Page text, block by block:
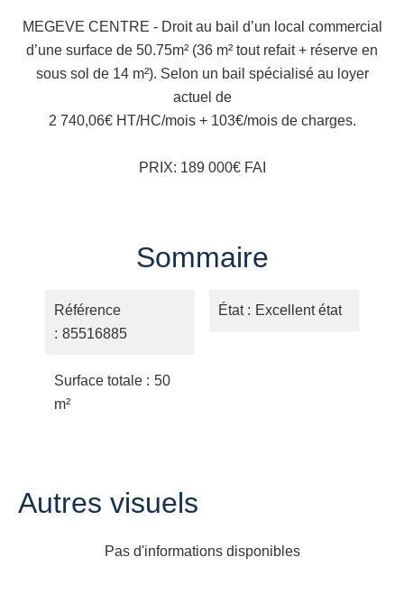
MEGEVE CENTRE - Droit au bail d’un local commercial
d’une surface de 50.75m² (36 m² tout refait + réserve en
sous sol de 14 m²). Selon un bail spécialisé au loyer
actuel de
2 740,06€ HT/HC/mois + 103€/mois de charges.
PRIX: 189 000€ FAI
Sommaire
Référence
85516885
Surface totale
50
m²
État Excellent état
Autres visuels
Pas d'informations disponibles